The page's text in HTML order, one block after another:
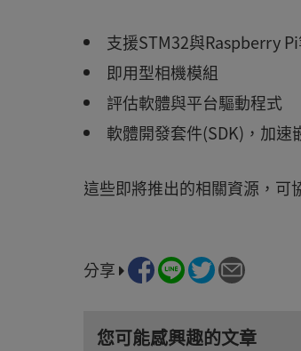
支援STM32與Raspberry
即用型相機模組
評估軟體與平台驅動程式
軟體開發套件(SDK)，加速
這些即將推出的相關資源，可
分享
您可能感興趣的文章